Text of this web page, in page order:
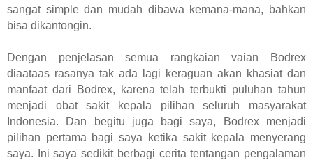
sangat simple dan mudah dibawa kemana-mana, bahkan
bisa dikantongin.
Dengan penjelasan semua rangkaian vaian Bodrex
diaataas rasanya tak ada lagi keraguan akan khasiat dan
manfaat dari Bodrex, karena telah terbukti puluhan tahun
menjadi obat sakit kepala pilihan seluruh masyarakat
Indonesia. Dan begitu juga bagi saya, Bodrex menjadi
pilihan pertama bagi saya ketika sakit kepala menyerang
saya. Ini saya sedikit berbagi cerita tentangan pengalaman